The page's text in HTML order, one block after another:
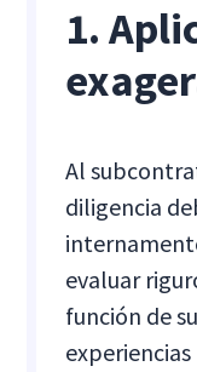
1.
Al
diligencia
evaluar
función de